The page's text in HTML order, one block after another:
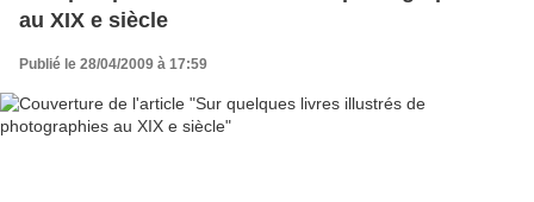
au XIX e siècle
Publié le 28/04/2009 à 17:59